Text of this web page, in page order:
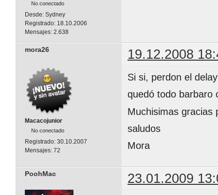
No conectado
Desde: Sydney
Registrado: 18.10.2006
Mensajes: 2.638
mora26 19.12.2008
Macacojunior
No conectado
Registrado: 30.10.2007
Mensajes: 72
Si si, perdon el
quedó todo barbaro
Muchisimas gracias
saludos
Mora
PoohMac 23.01.2009